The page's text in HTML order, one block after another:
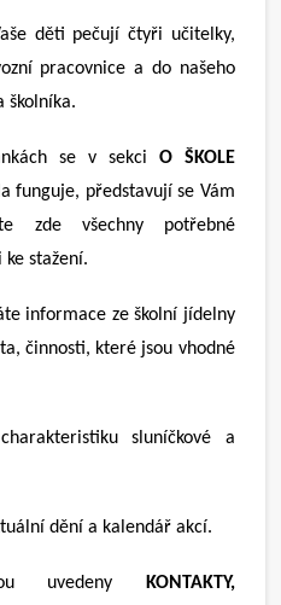
děti pečují čtyři učitelky,
pracovnice a do našeho
školníka.
se v sekci O ŠKOLE
funguje, představují se Vám
zde všechny potřebné
stažení.
informace ze školní jídelny
činnosti, které jsou vhodné
sluníčkové a
dění a kalendář akcí.
uvedeny
KONTAKTY,